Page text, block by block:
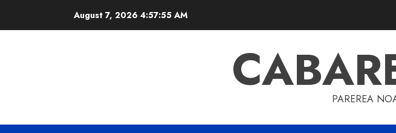
August 7, 2026 4:57:56 AM
PAREREA